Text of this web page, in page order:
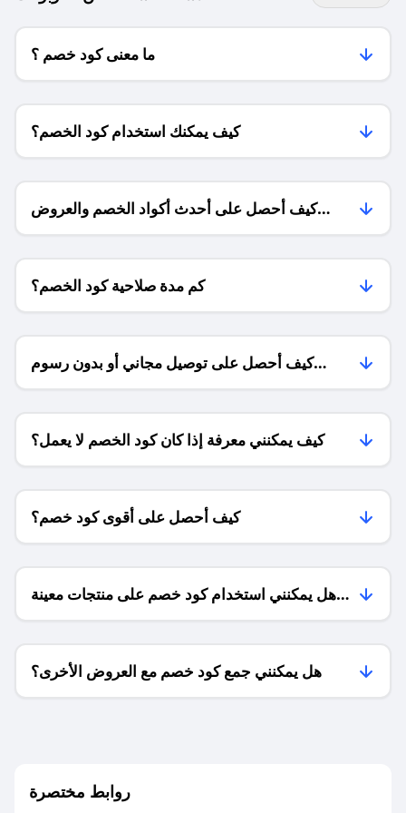
ما معنى كود خصم ؟
كيف يمكنك استخدام كود الخصم؟
كيف أحصل على أحدث أكواد الخصم والعروض
للمتاجر؟
كم مدة صلاحية كود الخصم؟
كيف أحصل على توصيل مجاني أو بدون رسوم
الشحن ؟
كيف يمكنني معرفة إذا كان كود الخصم لا يعمل؟
كيف أحصل على أقوى كود خصم؟
هل يمكنني استخدام كود خصم على منتجات معينة
فقط؟
هل يمكنني جمع كود خصم مع العروض الأخرى؟
روابط مختصرة